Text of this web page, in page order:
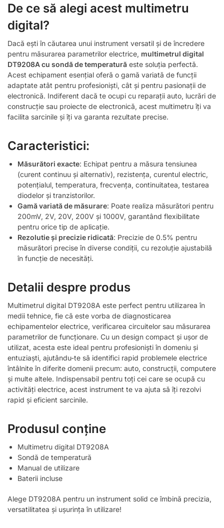
De ce să alegi acest multimetru
digital?
Dacă ești în căutarea unui instrument versatil și de încredere
pentru măsurarea parametrilor electrice, multimetrul digital
DT9208A cu sondă de temperatură este soluția perfectă.
Acest echipament esențial oferă o gamă variată de funcții
adaptate atât pentru profesioniști, cât și pentru pasionații de
electronică. Indiferent dacă te ocupi cu reparații auto, lucrări de
construcție sau proiecte de electronică, acest multimetru îți va
facilita sarcinile și îți va garanta rezultate precise.
Caracteristici:
Măsurători exacte: Echipat pentru a măsura tensiunea
(curent continuu și alternativ), rezistența, curentul electric,
potențialul, temperatura, frecvența, continuitatea, testarea
diodelor și tranzistorilor.
Gamă variată de măsurare: Poate realiza măsurători pentru
200mV, 2V, 20V, 200V și 1000V, garantând flexibilitate
pentru orice tip de aplicație.
Rezolutie și precizie ridicată: Precizie de 0.5% pentru
măsurători precise în diverse condiții, cu rezoluție ajustabilă
în funcție de necesități.
Detalii despre produs
Multimetrul digital DT9208A este perfect pentru utilizarea în
medii tehnice, fie că este vorba de diagnosticarea
echipamentelor electrice, verificarea circuitelor sau măsurarea
parametrilor de funcționare. Cu un design compact și ușor de
utilizat, acesta este ideal pentru profesioniști în domeniu și
entuziaști, ajutându-te să identifici rapid problemele electrice
întâlnite în diferite domenii precum: auto, construcții, computere
și multe altele. Indispensabil pentru toți cei care se ocupă cu
activități electrice, acest instrument te va ajuta să îți rezolvi
rapid și eficient sarcinile.
Produsul conține
Multimetru digital DT9208A
Sondă de temperatură
Manual de utilizare
Baterii incluse
Alege DT9208A pentru un instrument solid ce îmbină precizia,
versatilitatea și ușurința în utilizare!